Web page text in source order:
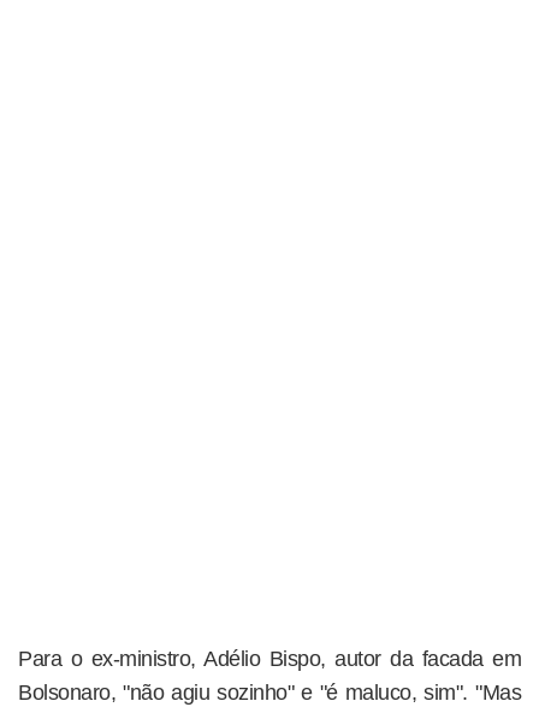
Para o ex-ministro, Adélio Bispo, autor da facada em
Bolsonaro, "não agiu sozinho" e "é maluco, sim". "Mas